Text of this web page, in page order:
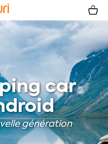
car
génération